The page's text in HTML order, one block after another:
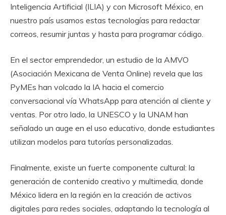
Inteligencia Artificial (ILIA) y con Microsoft México, en
nuestro país usamos estas tecnologías para redactar
correos, resumir juntas y hasta para programar código.
En el sector emprendedor, un estudio de la AMVO
(Asociación Mexicana de Venta Online) revela que las
PyMEs han volcado la IA hacia el comercio
conversacional vía WhatsApp para atención al cliente y
ventas. Por otro lado, la UNESCO y la UNAM han
señalado un auge en el uso educativo, donde estudiantes
utilizan modelos para tutorías personalizadas.
Finalmente, existe un fuerte componente cultural: la
generación de contenido creativo y multimedia, donde
México lidera en la región en la creación de activos
digitales para redes sociales, adaptando la tecnología al